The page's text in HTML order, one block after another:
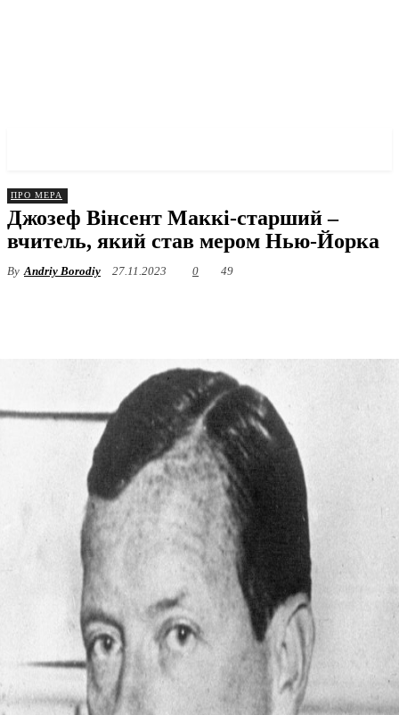
ПРО МЕРА
Джозеф Вінсент Маккі-старший –
вчитель, який став мером Нью-Йорка
By Andriy Borodiy 27.11.2023 0 49